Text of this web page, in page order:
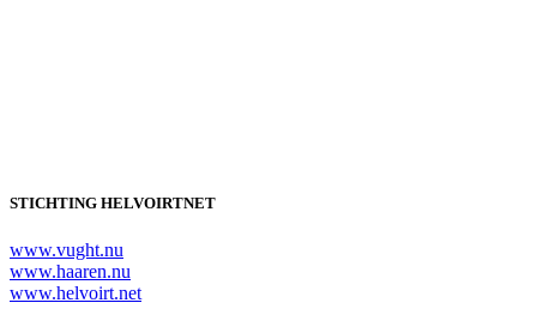
STICHTING HELVOIRTNET
www.vught.nu
www.haaren.nu
www.helvoirt.net